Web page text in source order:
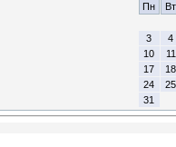
Пн
Вт
3
4
10
11
17
18
24
25
31